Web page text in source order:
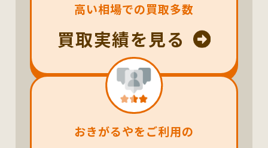
高い相場での買取多数
買取実績を見る
おきがるやをご利用の